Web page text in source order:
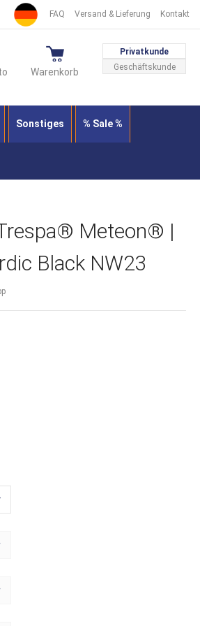
FAQ Versand & Lieferung Kontakt
Privatkunde
Geschäftskunde
Warenkorb
Sonstiges % Sale %
Meteon® |
Black NW23